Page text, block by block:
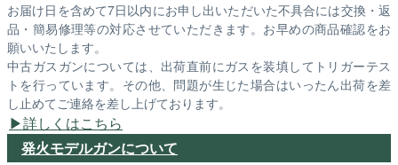
お届け日を含めて7日以内にお申し出いただいた不具合には交換・返
品・簡易修理等の対応させていただきます。お早めの商品確認をお
願いいたします。
中古ガスガンについては、出荷直前にガスを装填してトリガーテス
トを行っています。その他、問題が生じた場合はいったん出荷を差
し止めてご連絡を差し上げております。
詳しくはこちら
発火モデルガンについて